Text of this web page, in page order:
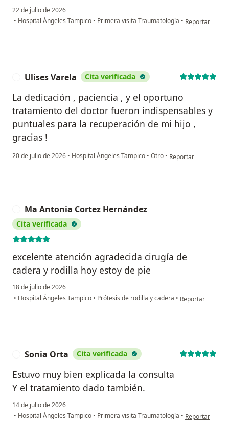
22 de julio de 2026
• Hospital Ángeles Tampico • Primera visita Traumatología • en opinión del
Reportar
Ulises Varela Cita verificada
La dedicación , paciencia , y el oportuno
tratamiento del doctor fueron indispensables y
puntuales para la recuperación de mi hijo ,
gracias !
20 de julio de 2026 • Hospital Ángeles Tampico • Otro • en opinión del
Reportar
Ma Antonia Cortez Hernández
Cita verificada
excelente atención agradecida cirugía de
cadera y rodilla hoy estoy de pie
18 de julio de 2026
• Hospital Ángeles Tampico • Prótesis de rodilla y cadera • en opinión del
Reportar
Sonia Orta Cita verificada
Estuvo muy bien explicada la consulta
Y el tratamiento dado también.
14 de julio de 2026
• Hospital Ángeles Tampico • Primera visita Traumatología • en opinión del
Reportar